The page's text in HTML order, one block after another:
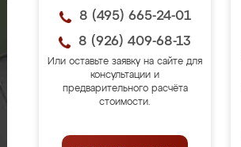
8 (495) 665-24-01
8 (926) 409-68-13
Или оставьте заявку на сайте для
консультации и
предварительного расчёта
стоимости.